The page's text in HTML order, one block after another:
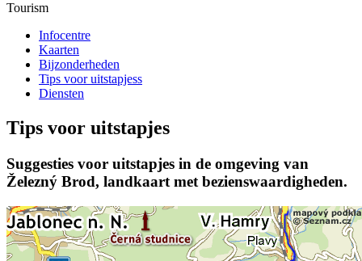
Tourism
Infocentre
Kaarten
Bijzonderheden
Tips voor uitstapjess
Diensten
Tips voor uitstapjes
Suggesties voor uitstapjes in de omgeving van
Železný Brod, landkaart met bezienswaardigheden.